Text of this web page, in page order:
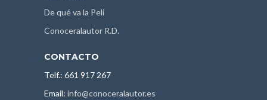
De qué va la Peli
Conoceralautor R.D.
CONTACTO
Telf.: 661 917 267
Email: info@conoceralautor.es